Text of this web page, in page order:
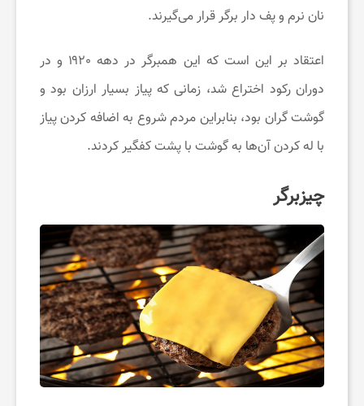
نان نرم و پف دار برگر قرار می‌گیرند.
اعتقاد بر این است که این همبرگر در دهه ۱۹۲۰ و در
دوران رکود اختراع شد، زمانی که پیاز بسیار ارزان بود و
گوشت گران بود، بنابراین مردم شروع به اضافه کردن پیاز
با له کردن آن‌ها به گوشت با پشت کفگیر کردند.
چیزبرگر